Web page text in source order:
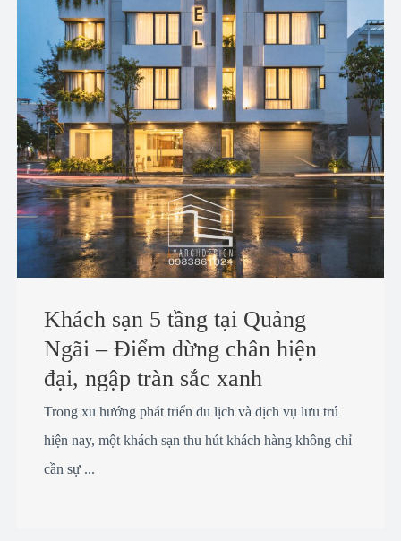
Khách sạn 5 tầng tại Quảng
Ngãi – Điểm dừng chân hiện
đại, ngập tràn sắc xanh
Trong xu hướng phát triển du lịch và dịch vụ lưu trú
hiện nay, một khách sạn thu hút khách hàng không chỉ
cần sự ...